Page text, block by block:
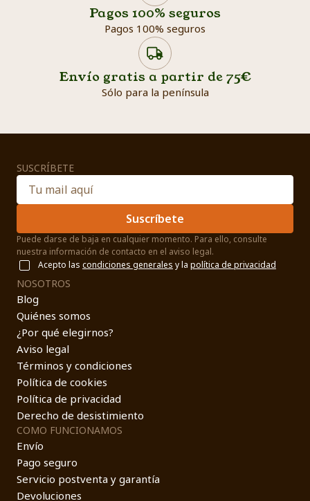
Pagos 100% seguros
Pagos 100% seguros
Envío gratis a partir de 75€
Sólo para la península
SUSCRÍBETE
Suscríbete
Puede darse de baja en cualquier momento. Para ello, consulte
nuestra información de contacto en el aviso legal.
Acepto las condiciones generales y la política de privacidad
NOSOTROS
Blog
Quiénes somos
¿Por qué elegirnos?
Aviso legal
Términos y condiciones
Política de cookies
Política de privacidad
Derecho de desistimiento
COMO FUNCIONAMOS
Envío
Pago seguro
Servicio postventa y garantía
Devoluciones